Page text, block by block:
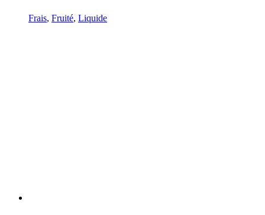
Frais, Fruité, Liquide